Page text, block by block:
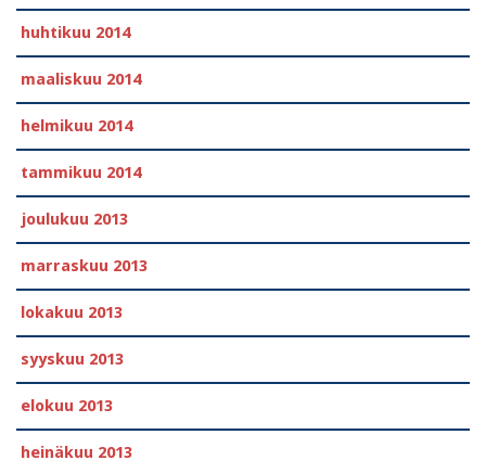
huhtikuu 2014
maaliskuu 2014
helmikuu 2014
tammikuu 2014
joulukuu 2013
marraskuu 2013
lokakuu 2013
syyskuu 2013
elokuu 2013
heinäkuu 2013